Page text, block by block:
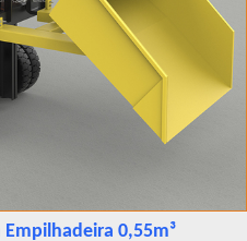
0,55m³